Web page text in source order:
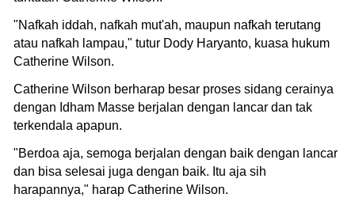
"Nafkah iddah, nafkah mut'ah, maupun nafkah terutang
atau nafkah lampau," tutur Dody Haryanto, kuasa hukum
Catherine Wilson.
Catherine Wilson berharap besar proses sidang cerainya
dengan Idham Masse berjalan dengan lancar dan tak
terkendala apapun.
"Berdoa aja, semoga berjalan dengan baik dengan lancar
dan bisa selesai juga dengan baik. Itu aja sih
harapannya," harap Catherine Wilson.